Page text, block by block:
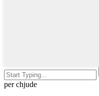
per chjude